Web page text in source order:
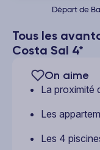
Tous les
Costa Sal 4*
On aime
La proximité
Les
Les 4
Départ de